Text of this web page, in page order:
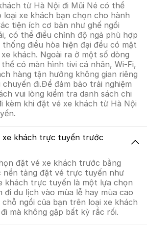
từ Hà Nội đi Mũi Né có thể
xe khách bạn chọn cho hành
tiện ích cơ bản như ghế ngồi
có thể điều chỉnh độ ngả phù hợp
điều hòa hiện đại đều có mặt
khách. Ngoài ra ở một số dòng
có màn hình tivi cá nhân, Wi-Fi,
hàng tận hưởng không gian riêng
đi.Để đảm bảo trải nghiệm
vui lòng kiểm tra danh sách chi
kèm khi đặt vé xe khách từ Hà Nội
xe khách trực tuyến trước
đặt vé xe khách trước bằng
nền tảng đặt vé trực tuyến như
khách trực tuyến là một lựa chọn
đi du lịch vào mùa lễ hay mùa cao
chỗ ngồi của bạn trên loại xe khách
mà không gặp bất kỳ rắc rối.